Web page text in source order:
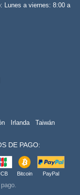
Lunes a viernes: 8:00 a
Irlanda Taiwán
DE PAGO:
Bitcoin PayPal